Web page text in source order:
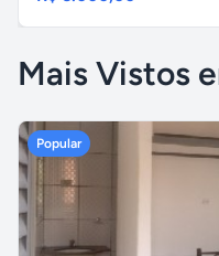
Mais Vistos
Popular